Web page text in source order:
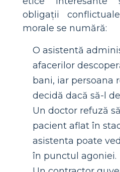
obligații
morale se numără:
O asistentă
afacerilor
bani, iar persoana
decidă dacă să-l
Un doctor refuză
pacient aflat în
asistenta poate
în punctul agoniei.